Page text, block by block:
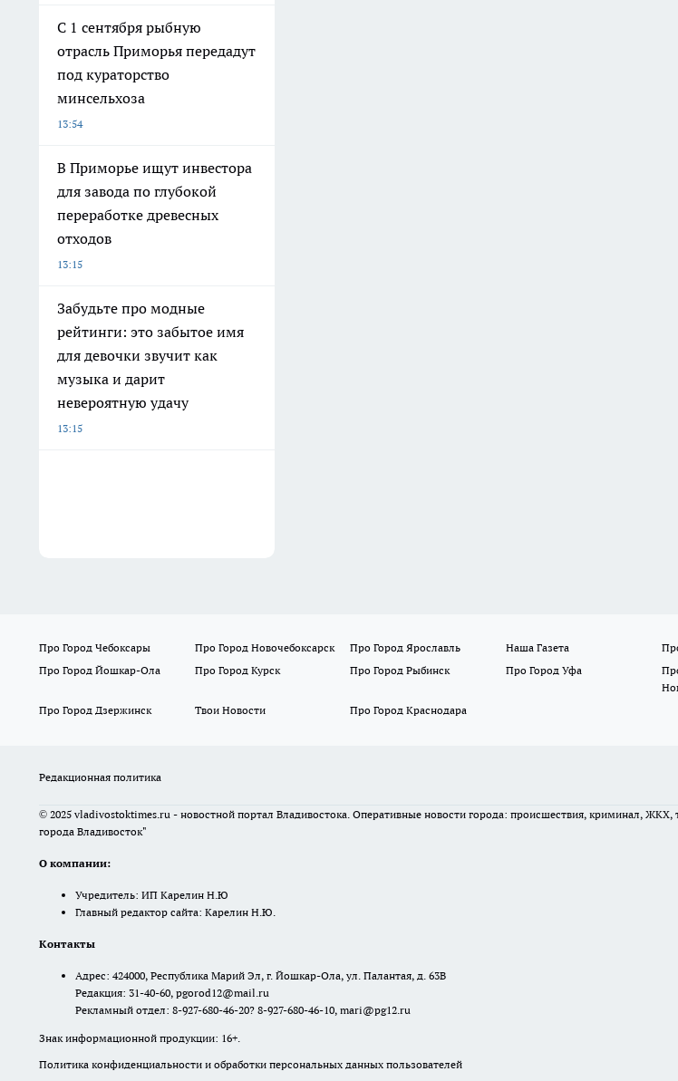
С 1 сентября рыбную
отрасль Приморья передадут
под кураторство
минсельхоза
13:54
В Приморье ищут инвестора
для завода по глубокой
переработке древесных
отходов
13:15
Забудьте про модные
рейтинги: это забытое имя
для девочки звучит как
музыка и дарит
невероятную удачу
13:15
Про Город Чебоксары Про Город Новочебоксарск Про Город Ярославль Наша Газета
Про Город Йошкар-Ола
Про Город Курск Про Город Рыбинск Про Город Уфа
Про Город Дзержинск
Твои Новости Про Город Краснодара
Редакционная политика
© 2025 vladivostoktimes.ru - новостной портал Владивостока. Оперативные новости города: происшествия, криминал, ЖКХ,
города Владивосток"
О компании:
Учредитель: ИП Карелин Н.Ю
Главный редактор сайта: Карелин Н.Ю.
Контакты
Адрес: 424000, Республика Марий Эл, г. Йошкар-Ола, ул. Палантая, д. 63В
Редакция: 31-40-60, pgorod12@mail.ru
Рекламный отдел: 8-927-680-46-20? 8-927-680-46-10, mari@pg12.ru
Знак информационной продукции: 16+.
Политика конфиденциальности и обработки персональных данных пользователей